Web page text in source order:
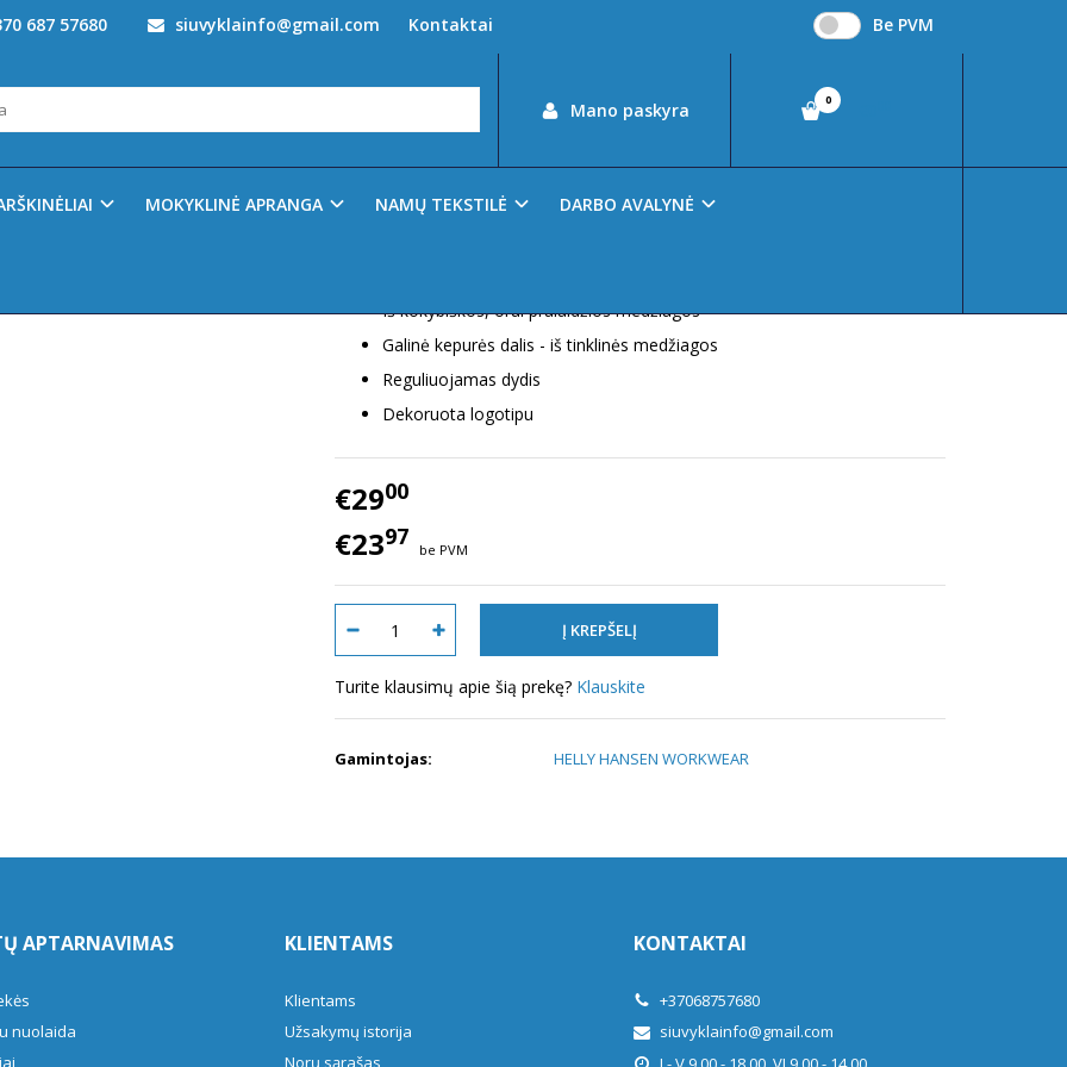
687 57680 siuvyklainfo@gmail.com Kontaktai Be PVM
Mano paskyra 0
MOKYKLINĖ APRANGA NAMŲ TEKSTILĖ DARBO AVALYNĖ
CAP STD, HELLY HANSEN
Turimas kiekis: 10
Iš kokybiškos, orui pralaidžios medžiagos
Galinė kepurės dalis - iš tinklinės medžiagos
Reguliuojamas dydis
Dekoruota logotipu
€2900
€2397 be PVM
Turite klausimų apie šią prekę? Klauskite
Gamintojas: HELLY HANSEN WORKWEAR
APTARNAVIMAS
nuolaida
KLIENTAMS
Klientams
Užsakymų istorija
Norų sąrašas
KONTAKTAI
+37068757680
siuvyklainfo@gmail.com